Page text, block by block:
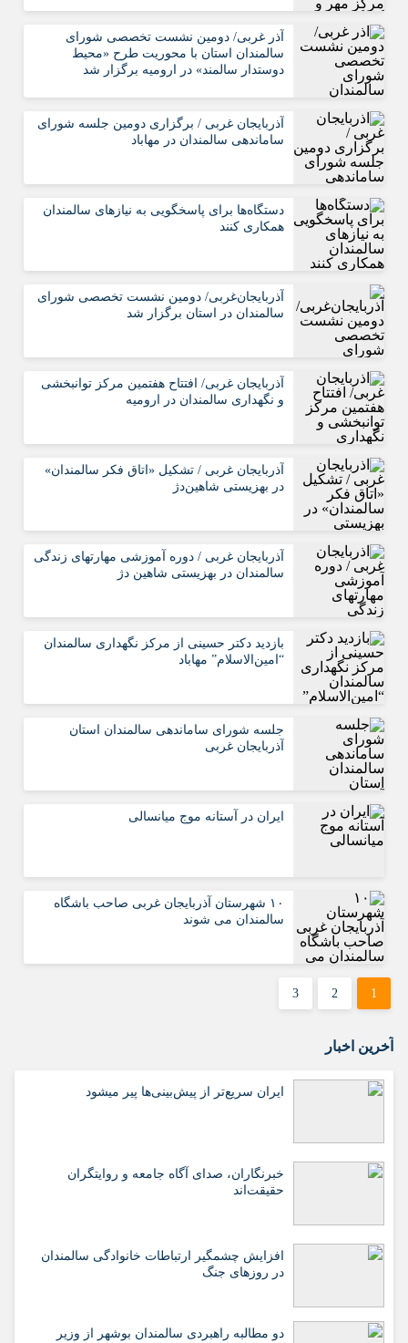
آذر غربی/ دومین نشست تخصصی شورای
سالمندان استان با محوریت طرح «محیط
دوستدار سالمند» در ارومیه برگزار شد
آذربایجان غربی / برگزاری دومین جلسه شورای
ساماندهی سالمندان در مهاباد
دستگاه‌ها برای پاسخگویی به نیازهای سالمندان
همکاری کنند
آذربایجان‌غربی/ دومین نشست تخصصی شورای
سالمندان در استان برگزار شد
آذربایجان غربی/ افتتاح هفتمین مرکز توانبخشی
و نگهداری سالمندان در ارومیه
آذربایجان غربی / تشکیل «اتاق فکر سالمندان»
در بهزیستی شاهین‌دژ
آذربایجان غربی / دوره آموزشی مهارتهای زندگی
سالمندان در بهزیستی شاهین دژ
بازدید دکتر حسینی از مرکز نگهداری سالمندان
“امین‌الاسلام” مهاباد
جلسه شورای ساماندهی سالمندان استان
آذربایجان غربی
ایران در آستانه موج میانسالی
۱۰ شهرستان آذربایجان غربی صاحب باشگاه
سالمندان می شوند
1
2
3
آخرین اخبار
ایران سریع‌تر از پیش‌بینی‌ها پیر میشود
خبرنگاران، صدای آگاه جامعه و روایتگران
حقیقت‌اند
افزایش چشمگیر ارتباطات خانوادگی سالمندان
در روزهای جنگ
دو مطالبه راهبردی سالمندان بوشهر از وزیر